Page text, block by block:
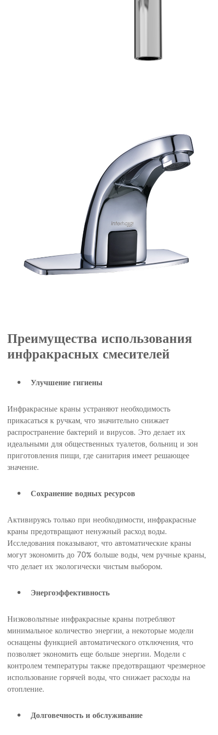
Преимущества использования
инфракрасных смесителей
Улучшение гигиены
Инфракрасные краны устраняют необходимость
прикасаться к ручкам, что значительно снижает
распространение бактерий и вирусов. Это делает их
идеальными для общественных туалетов, больниц и зон
приготовления пищи, где санитария имеет решающее
значение.
Сохранение водных ресурсов
Активируясь только при необходимости, инфракрасные
краны предотвращают ненужный расход воды.
Исследования показывают, что автоматические краны
могут экономить до 70% больше воды, чем ручные краны,
что делает их экологически чистым выбором.
Энергоэффективность
Низковольтные инфракрасные краны потребляют
минимальное количество энергии, а некоторые модели
оснащены функцией автоматического отключения, что
позволяет экономить еще больше энергии. Модели с
контролем температуры также предотвращают чрезмерное
использование горячей воды, что снижает расходы на
отопление.
Долговечность и обслуживание